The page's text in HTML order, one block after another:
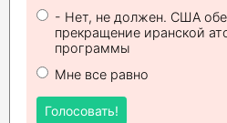
- Нет, не должен. США
прекращение иранской
программы
Мне все равно
Голосовать!